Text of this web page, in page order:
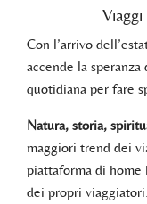
Con l’arrivo
accende la
quotidiana per fare
Natura, storia,
maggiori trend dei
piattaforma di home
dei propri